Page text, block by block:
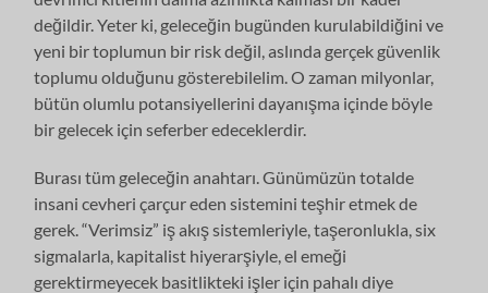
değildir. Yeter ki, geleceğin bugünden kurulabildiğini ve
yeni bir toplumun bir risk değil, aslında gerçek güvenlik
toplumu olduğunu gösterebilelim. O zaman milyonlar,
bütün olumlu potansiyellerini dayanışma içinde böyle
bir gelecek için seferber edeceklerdir.
Burası tüm geleceğin anahtarı. Günümüzün totalde
insani cevheri çarçur eden sistemini teşhir etmek de
gerek. “Verimsiz” iş akış sistemleriyle, taşeronlukla, six
sigmalarla, kapitalist hiyerarşiyle, el emeği
gerektirmeyecek basitlikteki işler için pahalı diye